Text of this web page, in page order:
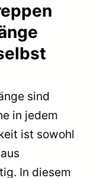
sind
in jedem
ist sowohl
In diesem